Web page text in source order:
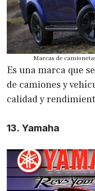
Marcas de
Es una marca que
de camiones y
calidad y
13. Yamaha